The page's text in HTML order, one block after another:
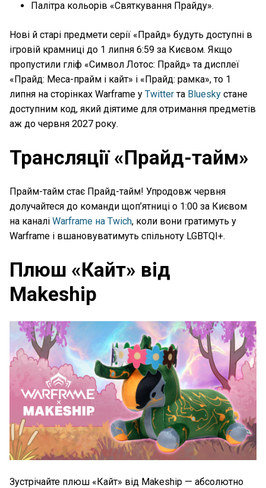
Палітра кольорів «Святкування Прайду».
Нові й старі предмети серії «Прайд» будуть доступні в
ігровій крамниці до 1 липня 6:59 за Києвом. Якщо
пропустили гліф «Символ Лотос: Прайд» та дисплеї
«Прайд: Меса-прайм і кайт» і «Прайд: рамка», то 1
липня на сторінках Warframe у Twitterта Bluesky стане
доступним код, який діятиме для отримання предметів
аж до червня 2027 року.
Трансляції «Прайд-тайм»
Прайм-тайм стає Прайд-тайм! Упродовж червня
долучайтеся до команди щоп’ятниці о 1:00 за Києвом
на каналі Warframe на Twich, коли вони гратимуть у
Warframe і вшановуватимуть спільноту LGBTQI+.
Плюш «Кайт» від
Makeship
Зустрічайте плюш «Кайт» від Makeship — абсолютно